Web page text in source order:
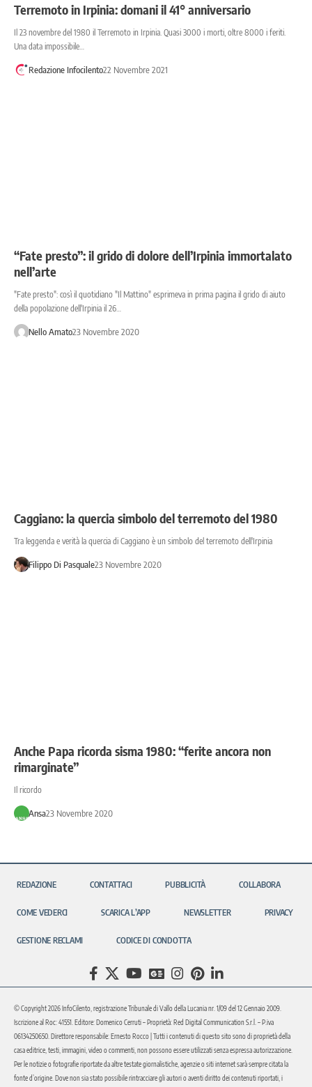
Terremoto in Irpinia: domani il 41° anniversario
Il 23 novembre del 1980 il Terremoto in Irpinia. Quasi 3000 i morti, oltre 8000 i feriti.
Una data impossibile…
Redazione Infocilento22 Novembre 2021
“Fate presto”: il grido di dolore dell’Irpinia immortalato
nell’arte
"Fate presto": così il quotidiano "Il Mattino" esprimeva in prima pagina il grido di aiuto
della popolazione dell'Irpinia il 26…
Nello Amato23 Novembre 2020
Caggiano: la quercia simbolo del terremoto del 1980
Tra leggenda e verità la quercia di Caggiano è un simbolo del terremoto dell'Irpinia
Filippo Di Pasquale23 Novembre 2020
Anche Papa ricorda sisma 1980: “ferite ancora non
rimarginate”
Il ricordo
Ansa23 Novembre 2020
REDAZIONE CONTATTACI PUBBLICITÀ COLLABORA
COME VEDERCI SCARICA L’APP NEWSLETTER PRIVACY
GESTIONE RECLAMI CODICE DI CONDOTTA
© Copyright 2026 InfoCilento, registrazione Tribunale di Vallo della Lucania nr. 1/09 del 12 Gennaio 2009.
Iscrizione al Roc: 41551. Editore: Domenico Cerruti – Proprietà: Red Digital Communication S.r.l. – P.iva
06134250650. Direttore responsabile: Ernesto Rocco | Tutti i contenuti di questo sito sono di proprietà della
casa editrice, testi, immagini, video o commenti, non possono essere utilizzati senza espressa autorizzazione.
Per le notizie o fotografie riportate da altre testate giornalistiche, agenzie o siti internet sarà sempre citata la
fonte d’origine. Dove non sia stato possibile rintracciare gli autori o aventi diritto dei contenuti riportati, i